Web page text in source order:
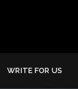
WRITE FOR US